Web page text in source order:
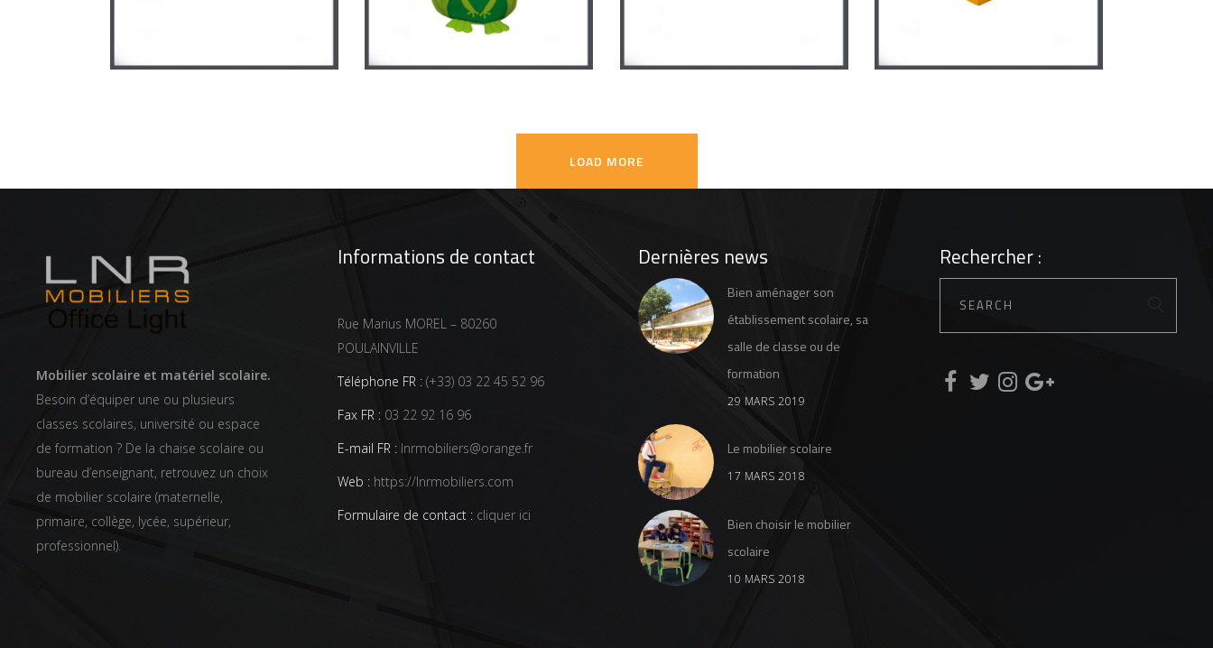
LOAD MORE
Mobilier scolaire et matériel scolaire.
Besoin d’équiper une ou plusieurs
classes scolaires, université ou espace
de formation ? De la chaise scolaire ou
bureau d’enseignant, retrouvez un choix
de mobilier scolaire (maternelle,
primaire, collège, lycée, supérieur,
professionnel).
Informations de contact
Rue Marius MOREL – 80260
POULAINVILLE
Téléphone FR :(+33) 03 22 45 52 96
Fax FR :03 22 92 16 96
E-mail FR :lnrmobiliers@orange.fr
Web :https://lnrmobiliers.com
Formulaire de contact :cliquer ici
Dernières news
Bien aménager son
établissement scolaire, sa
salle de classe ou de
formation
29 MARS 2019
Le mobilier scolaire
17 MARS 2018
Bien choisir le mobilier
scolaire
10 MARS 2018
Rechercher :